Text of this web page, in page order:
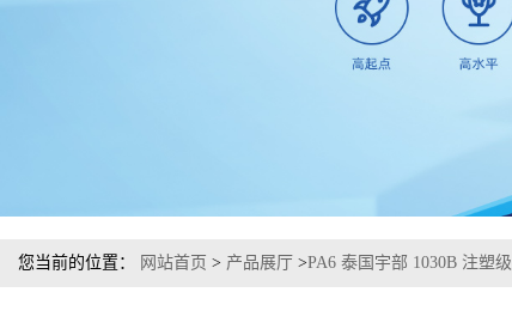
您当前的位置： 网站首页 > 产品展厅 >PA6 泰国宇部 1030B 注塑级